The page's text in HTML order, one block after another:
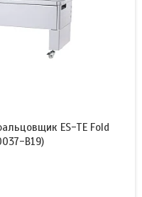
ES-TE Fold
B19)